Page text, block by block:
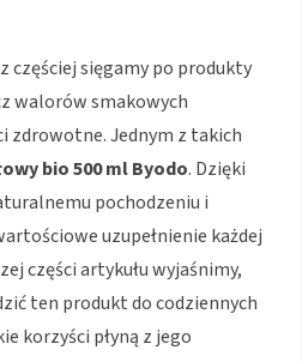
częściej sięgamy po produkty
walorów smakowych
zdrowotne. Jednym z takich
bio 500 ml Byodo. Dzięki
pochodzeniu i
uzupełnienie każdej
części artykułu wyjaśnimy,
ten produkt do codziennych
korzyści płyną z jego